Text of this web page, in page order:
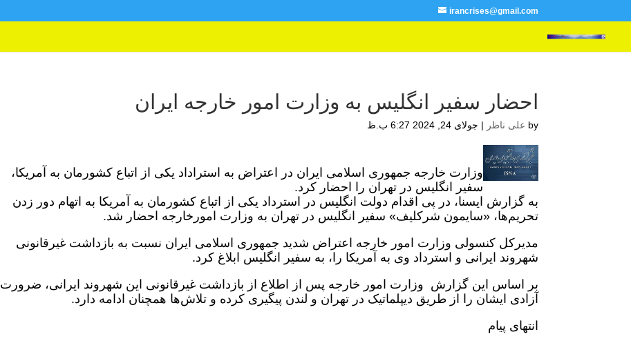
irancrises@gmail.com
احضار سفیر انگلیس به وزارت امور خارجه ایران
by علی ناظر | جولای 24, 2024 6:27 ب.ظ
وزارت خارجه جمهوری اسلامی ایران در اعتراض به استراداد یکی از اتباع کشورمان به آمریکا،
سفیر انگلیس در تهران را احضار کرد.
به گزارش ایسنا، در پی اقدام دولت انگلیس در استرداد یکی از اتباع کشورمان به آمریکا به اتهام دور زدن
تحریم‌ها، «سایمون شرکلیف» سفیر انگلیس در تهران به وزارت امورخارجه احضار شد.
مدیرکل کنسولی وزارت امور خارجه اعتراض شدید جمهوری اسلامی ایران نسبت به بازداشت غیرقانونی
شهروند ایرانی و استرداد وی به آمریکا را، به سفیر انگلیس ابلاغ کرد.
بر اساس این گزارش وزارت امور خارجه پس از اطلاع از بازداشت غیرقانونی این شهروند ایرانی، ضرورت
آزادی ایشان را از طریق دیپلماتیک در تهران و لندن پیگیری کرده و تلاش‌ها همچنان ادامه دارد.
انتهای پیام